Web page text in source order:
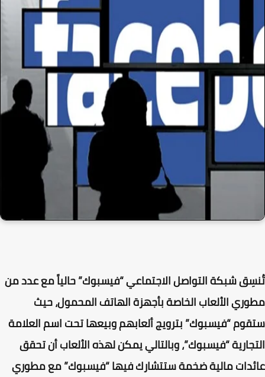
شبكة التواصل الاجتماعي “فيسبوك” حالياً مع عدد من
الألعاب الخاصة بأجهزة الهاتف المحمول، حيث
“فيسبوك” بترويج ألعابهم وبيعها تحت اسم العلامة
“فيسبوك”،وبالتالي يمكن لهذه الألعاب أن تحقق
مالية ضخمة ستتشارك فيها “فيسبوك” مع مطوري